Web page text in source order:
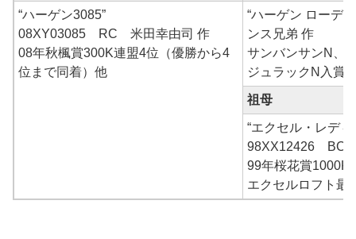
“ハーゲン3085”
08XY03085 RC 米田幸由司 作
08年秋楓賞300K連盟4位（優勝から4
位まで同着）他
“ハーゲン ロー
ンス兄弟 作
サンバンサンN、
ジュラックN入賞
祖母
“エクセル・レディ
98XX12426 BC
99年桜花賞
エクセルロフト最